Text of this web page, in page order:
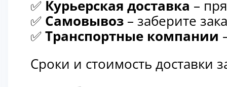
✅ Курьерская доставка –
✅ Самовывоз – заберите
✅ Транспортные компании
Сроки и стоимость доставки